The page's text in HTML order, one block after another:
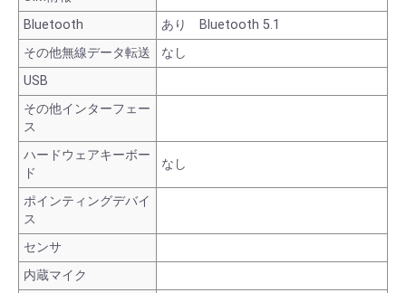
Bluetooth
あり Bluetooth 5.1
その他無線データ転送
なし
USB
その他インターフェー
ス
ハードウェアキーボー
ド
なし
ポインティングデバイ
ス
センサ
内蔵マイク